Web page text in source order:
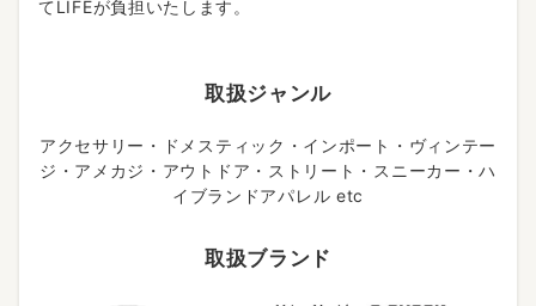
てLIFEが負担いたします。
取扱ジャンル
アクセサリー・ドメスティック・インポート・ヴィンテー
ジ・アメカジ・アウトドア・ストリート・スニーカー・ハ
イブランドアパレル etc
取扱ブランド